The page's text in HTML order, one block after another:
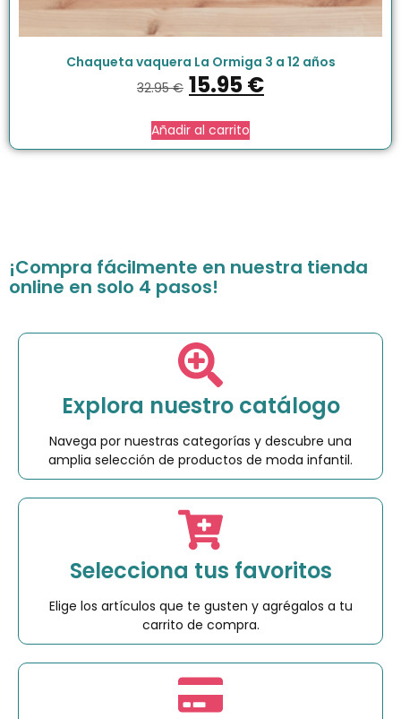
Chaqueta vaquera La Ormiga 3 a 12 años
32.95€ 15.95€
Añadir al carrito
¡Compra fácilmente en nuestra tienda
online en solo 4 pasos!
Explora nuestro catálogo
Navega por nuestras categorías y descubre una
amplia selección de productos de moda infantil.
Selecciona tus favoritos
Elige los artículos que te gusten y agrégalos a tu
carrito de compra.